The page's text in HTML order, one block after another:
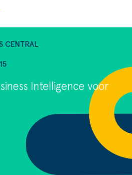
Microsoft Dynamics 365
Microsoft Dynamics 365
CENTRAL
Intelligence voor